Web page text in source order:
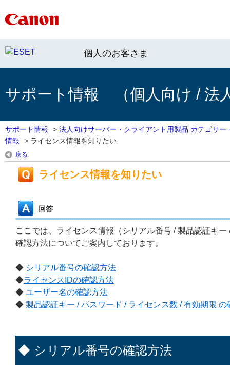
個人のお客さま
サポート情報 （個人向け / 法
サポート情報 > 法人向けサーバー・クライアント用製品 カテゴリー
情報
> ライセンス情報を知りたい
戻る
ライセンス情報を知りたい
回答
ここでは、ライセンス情報（シリアル番号 / 製品認証キ
確認方法についてご案内しております。
◆ シリアル番号の確認方法
◆ライセンスIDの確認方法
◆ ユーザー名の確認方法
◆ 製品認証キー / パスワード / ライセンス数 / 有効期限 の
◆ シリアル番号の確認方法